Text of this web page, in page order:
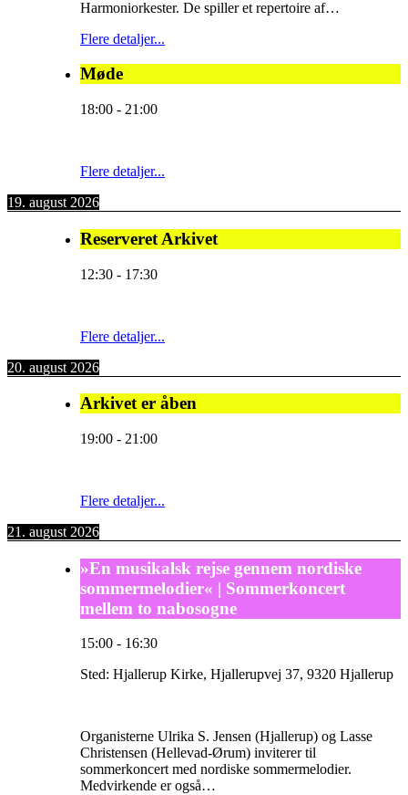
Harmoniorkester. De spiller et repertoire af…
Flere detaljer...
Møde
18:00 - 21:00
Flere detaljer...
19. august 2026
Reserveret Arkivet
12:30 - 17:30
Flere detaljer...
20. august 2026
Arkivet er åben
19:00 - 21:00
Flere detaljer...
21. august 2026
»En musikalsk rejse gennem nordiske
sommermelodier« | Sommerkoncert
mellem to nabosogne
15:00 - 16:30
Sted: Hjallerup Kirke, Hjallerupvej 37, 9320 Hjallerup
Organisterne Ulrika S. Jensen (Hjallerup) og Lasse
Christensen (Hellevad-Ørum) inviterer til
sommerkoncert med nordiske sommermelodier.
Medvirkende er også…